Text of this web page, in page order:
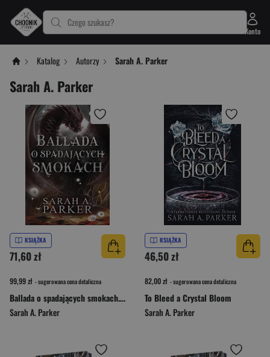
Czego szukasz?
Konto
Katalog Autorzy Sarah A. Parker
Sarah A. Parker
KSIĄŻKA
71,60 zł
99,99 zł - sugerowana cena detaliczna
Ballada o spadających smokach. Spadające księżyce. Tom 2
Sarah A. Parker
KSIĄŻKA
46,50 zł
82,00 zł - sugerowana cena detaliczna
To Bleed a Crystal Bloom
Sarah A. Parker